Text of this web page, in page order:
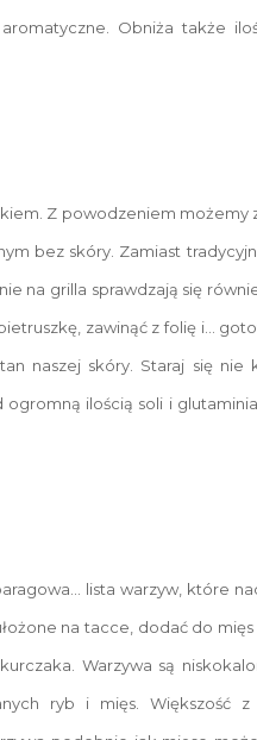
Obniża także
Z powodzeniem możemy
bez skóry. Zamiast
na grilla sprawdzają się
zawinąć z folię i…
naszej skóry. Staraj się nie
ilością soli i
lista warzyw, które
na tacce, dodać do
Warzywa są
ryb i mięs. Większość